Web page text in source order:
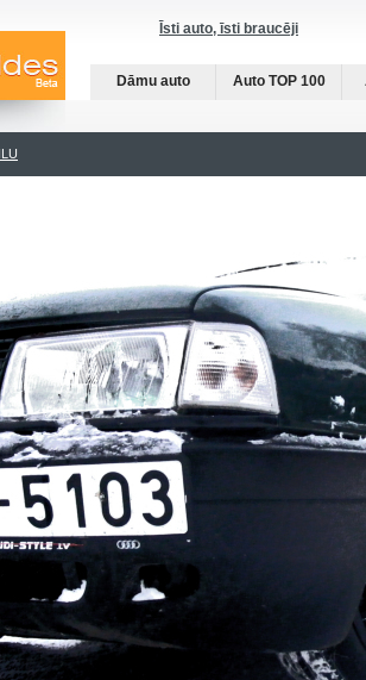
Īsti auto, īsti braucēji
Dāmu auto Auto TOP 100